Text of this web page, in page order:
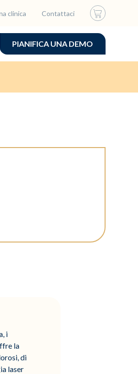
clinica Contattaci
PIANIFICA UNA DEMO
i
la
di
laser